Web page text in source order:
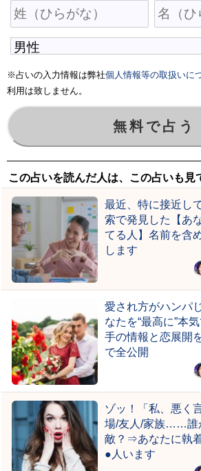
※占いの入力情報は弊社個人情報等の取扱いに
利用は致しません。
この占いを読んだ人は、この占いも見
最近、特に接近し
索で発見した【あ
てる人】名前を含
します
愛され方がハンパ
なたを“最高に”本
手の情報と恋展開
で全公開
ゾッ！「私、悪く
場/友人/家族……誰
敵？⇒あなたに執
●人います